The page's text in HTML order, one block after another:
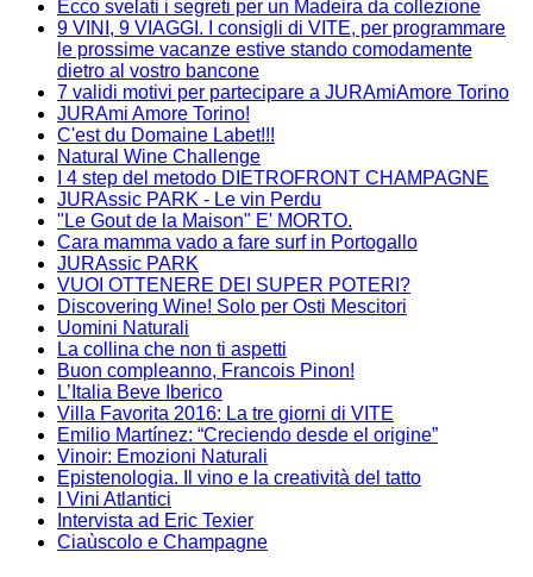
Ecco svelati i segreti per un Madeira da collezione
9 VINI, 9 VIAGGI. I consigli di VITE, per programmare
le prossime vacanze estive stando comodamente
dietro al vostro bancone
7 validi motivi per partecipare a JURAmiAmore Torino
JURAmi Amore Torino!
C'est du Domaine Labet!!!
Natural Wine Challenge
I 4 step del metodo DIETROFRONT CHAMPAGNE
JURAssic PARK - Le vin Perdu
"Le Gout de la Maison" E' MORTO.
Cara mamma vado a fare surf in Portogallo
JURAssic PARK
VUOI OTTENERE DEI SUPER POTERI?
Discovering Wine! Solo per Osti Mescitori
Uomini Naturali
La collina che non ti aspetti
Buon compleanno, Francois Pinon!
L’Italia Beve Iberico
Villa Favorita 2016: La tre giorni di VITE
Emilio Martínez: “Creciendo desde el origine”
Vinoir: Emozioni Naturali
Epistenologia. Il vino e la creatività del tatto
I Vini Atlantici
Intervista ad Eric Texier
Ciaùscolo e Champagne